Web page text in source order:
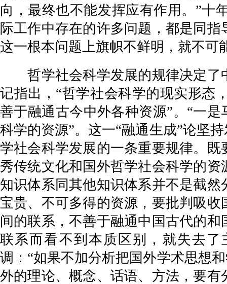
向，最终也不能发挥应有作用。”十
际工作中存在的许多问题，都是同
这一根本问题上旗帜不鲜明，就不可
哲学社会科学发展的规律决定了
记指出，“哲学社会科学的现实形态
善于融通古今中外各种资源”。“一
科学的资源”。这一“融通生成”论坚
学社会科学发展的一条重要规律。
秀传统文化和国外哲学社会科学的
知识体系同其他知识体系并不是截
宝贵、不可多得的资源，要批判吸
间的联系，不善于融通中国古代的
联系而看不到本质区别，就失去
调：“如果不加分析把国外学术思想
外的理论、概念、话语、方法，要